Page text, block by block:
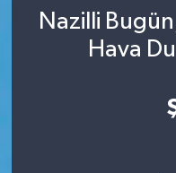
Nazilli
Hava
Ekonomi
Eskişehir
Son Dakika
Haber Arşivi